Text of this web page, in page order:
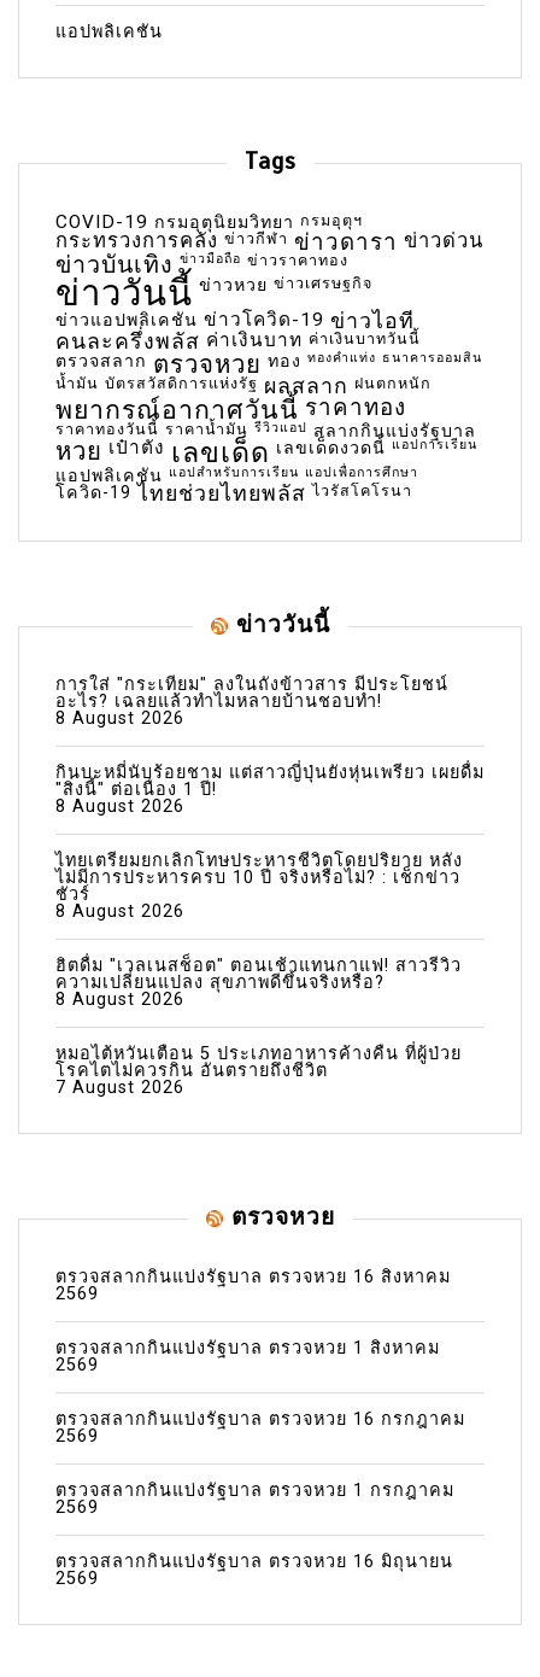
แอปพลิเคชัน
Tags
COVID-19 กรมอุตุนิยมวิทยา กรมอุตุฯ
กระทรวงการคลัง ข่าวกีฬา ข่าวดารา ข่าวด่วน
ข่าวบันเทิง ข่าวมือถือ ข่าวราคาทอง
ข่าววันนี้ ข่าวหวย ข่าวเศรษฐกิจ
ข่าวแอปพลิเคชัน ข่าวโควิด-19 ข่าวไอที
คนละครึ่งพลัส ค่าเงินบาท ค่าเงินบาทวันนี้
ตรวจสลาก ตรวจหวย ทอง ทองคำแท่ง ธนาคารออมสิน
น้ำมัน บัตรสวัสดิการแห่งรัฐ ผลสลาก ฝนตกหนัก
พยากรณ์อากาศวันนี้ ราคาทอง
ราคาทองวันนี้ ราคาน้ำมัน รีวิวแอป สลากกินแบ่งรัฐบาล
หวย เป๋าตัง เลขเด็ด เลขเด็ดงวดนี้ แอปการเรียน
แอปพลิเคชัน แอปสำหรับการเรียน แอปเพื่อการศึกษา
โควิด-19 ไทยช่วยไทยพลัส ไวรัสโคโรนา
ข่าววันนี้
การใส่ "กระเทียม" ลงในถังข้าวสาร มีประโยชน์
อะไร? เฉลยแล้วทำไมหลายบ้านชอบทำ!
8 August 2026
กินบะหมี่นับร้อยชาม แต่สาวญี่ปุ่นยังหุ่นเพรียว เผยดื่ม
"สิ่งนี้" ต่อเนื่อง 1 ปี!
8 August 2026
ไทยเตรียมยกเลิกโทษประหารชีวิตโดยปริยาย หลัง
ไม่มีการประหารครบ 10 ปี จริงหรือไม่? : เช็กข่าว
ชัวร์
8 August 2026
ฮิตดื่ม "เวลเนสช็อต" ตอนเช้าแทนกาแฟ! สาวรีวิว
ความเปลี่ยนแปลง สุขภาพดีขึ้นจริงหรือ?
8 August 2026
หมอไต้หวันเตือน 5 ประเภทอาหารค้างคืน ที่ผู้ป่วย
โรคไตไม่ควรกิน อันตรายถึงชีวิต
7 August 2026
ตรวจหวย
ตรวจสลากกินแบ่งรัฐบาล ตรวจหวย 16 สิงหาคม
2569
ตรวจสลากกินแบ่งรัฐบาล ตรวจหวย 1 สิงหาคม
2569
ตรวจสลากกินแบ่งรัฐบาล ตรวจหวย 16 กรกฎาคม
2569
ตรวจสลากกินแบ่งรัฐบาล ตรวจหวย 1 กรกฎาคม
2569
ตรวจสลากกินแบ่งรัฐบาล ตรวจหวย 16 มิถุนายน
2569